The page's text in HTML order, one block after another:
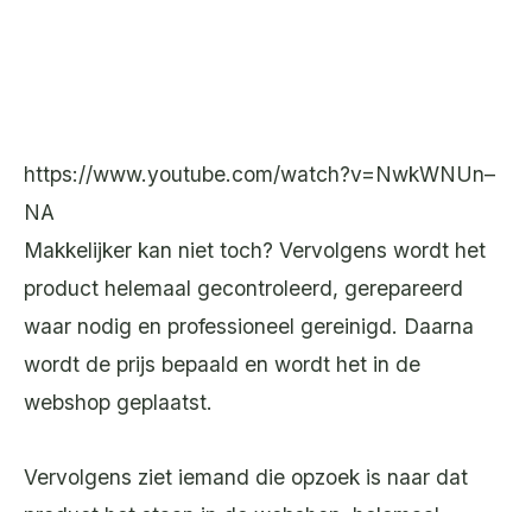
https://www.youtube.com/watch?v=NwkWNUn–
NA
Makkelijker kan niet toch? Vervolgens wordt het
product helemaal gecontroleerd, gerepareerd
waar nodig en professioneel gereinigd. Daarna
wordt de prijs bepaald en wordt het in de
webshop geplaatst.
Vervolgens ziet iemand die opzoek is naar dat